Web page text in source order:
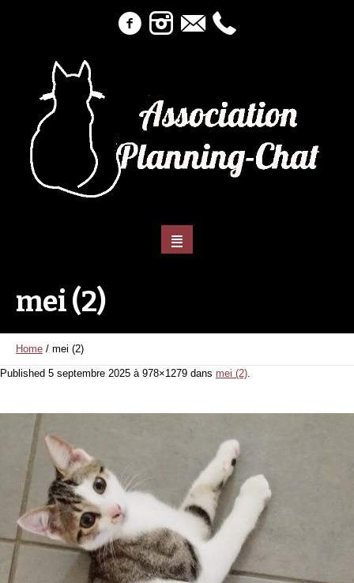
mei (2)
Home / mei (2)
Published 5 septembre 2025 à 978×1279 dans mei (2).